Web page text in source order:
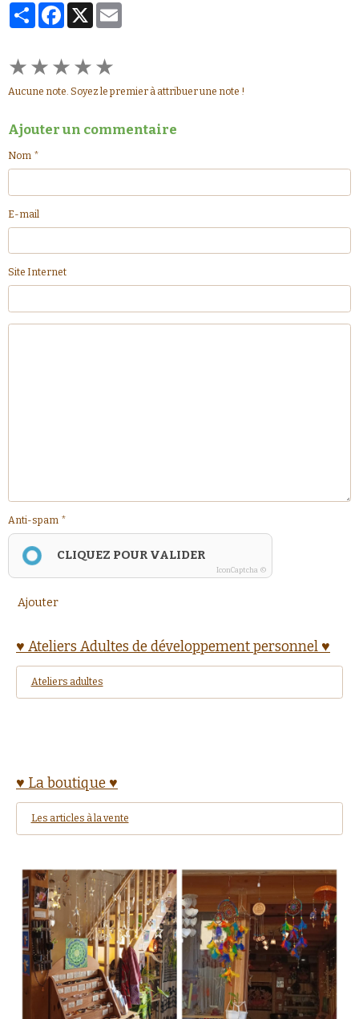
PartagerFacebook
★★★★★
Aucune note. Soyez le premier à attribuer une note !
Ajouter un commentaire
Nom
E-mail
Site Internet
Anti-spam
CLIQUEZ POUR VALIDER
IconCaptcha ©
Ajouter
♥ Ateliers Adultes de développement personnel ♥
Ateliers adultes
♥ La boutique ♥
Les articles à la vente